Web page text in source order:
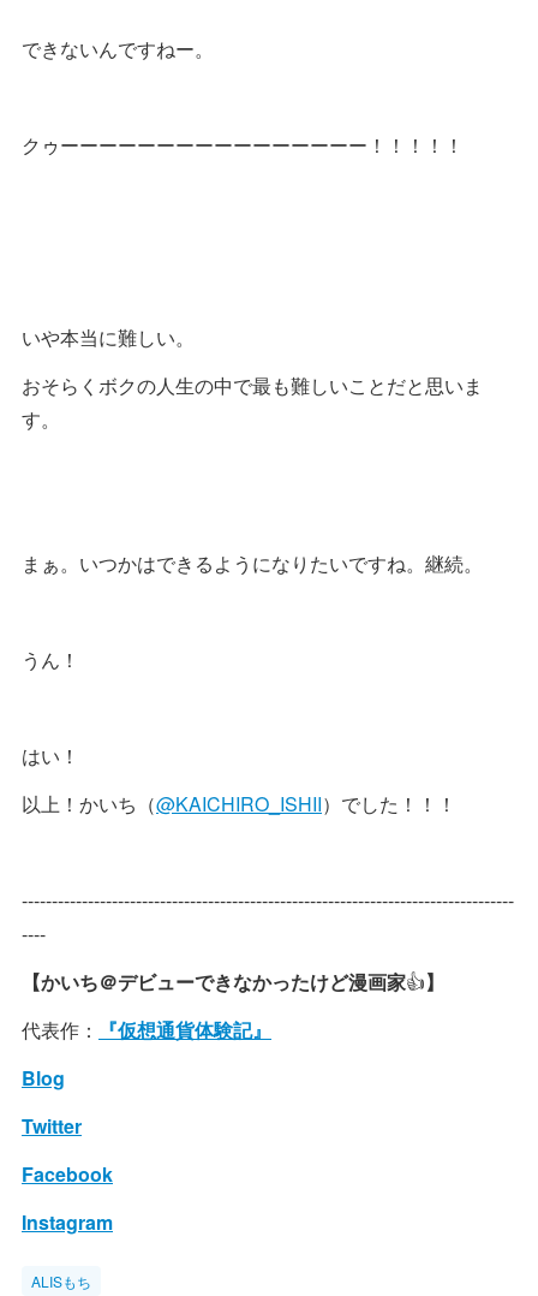
できないんですねー。
クゥーーーーーーーーーーーーーーーー！！！！！
いや本当に難しい。
おそらくボクの人生の中で最も難しいことだと思いま
す。
まぁ。いつかはできるようになりたいですね。継続。
うん！
はい！
以上！かいち（@KAICHIRO_ISHII）でした！！！
----------------------------------------------------------------------------------
----
【かいち＠デビューできなかったけど漫画家👍】
代表作：
『仮想通貨体験記』
Blog
Twitter
Facebook
Instagram
ALISもち